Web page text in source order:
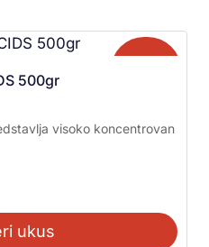
500gr
visoko koncentrovan
ukus